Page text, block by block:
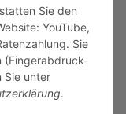
Sie den
YouTube,
Sie
(Fingerabdruck-
Sie unter
.